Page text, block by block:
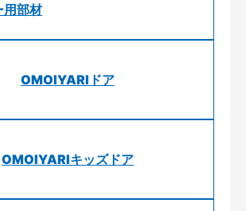
用部材
OMOIYARIドア
OMOIYARIキッズドア